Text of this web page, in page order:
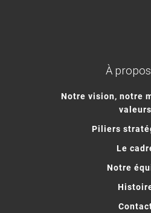
À
Notre vision, notre
valeurs
Piliers
Le
Notre